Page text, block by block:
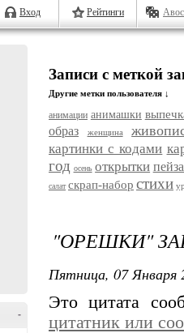
Вход Рейтинги
-
Записи с меткой
Другие метки пользователя ↓
анимации анимашки
образ женщина
картинки с кодами
год осень открытки
салат скрап-набор стихи
"ОРЕШКИ"
Пятница, 07 Января
Это цитата
цитатник или